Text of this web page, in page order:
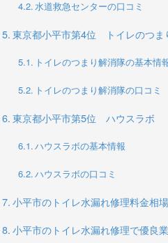
水道救急センターの口コミ
東京都小平市第4位 トイレのつま
トイレのつまり解消隊の基本情
トイレのつまり解消隊の口コミ
東京都小平市第5位 ハウスラボ
ハウスラボの基本情報
ハウスラボの口コミ
小平市のトイレ水漏れ修理料金相場
小平市のトイレ水漏れ修理で優良